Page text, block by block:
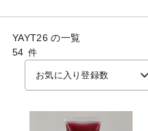
YAYT26 の一覧
54 件
お気に入り登録数